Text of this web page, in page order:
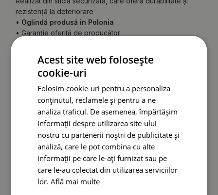
rezistență la deteriorare
• Oglindă produsă în Polonia
• Garanție oferită de producător
Spatele oglinzii (folie de protecție) poate avea o culoare
diferită față de cea prezentată în ofertă.Acest lucru nu
afectează calitatea produsului și nu constituie motiv
de reclamație.
Acest site web folosește
cookie-uri
Folosim cookie-uri pentru a personaliza
conținutul, reclamele și pentru a ne
analiza traficul. De asemenea, împărtășim
informații despre utilizarea site-ului
nostru cu partenerii noștri de publicitate și
analiză, care le pot combina cu alte
informații pe care le-ați furnizat sau pe
care le-au colectat din utilizarea serviciilor
lor.Află mai multe